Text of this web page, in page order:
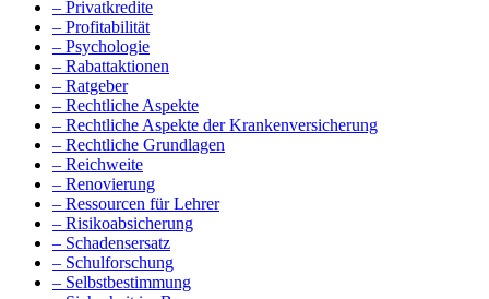
– Privatkredite
– Profitabilität
– Psychologie
– Rabattaktionen
– Ratgeber
– Rechtliche Aspekte
– Rechtliche Aspekte der Krankenversicherung
– Rechtliche Grundlagen
– Reichweite
– Renovierung
– Ressourcen für Lehrer
– Risikoabsicherung
– Schadensersatz
– Schulforschung
– Selbstbestimmung